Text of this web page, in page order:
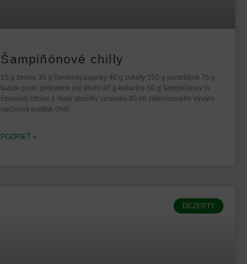
Šampiňónové chilly
15 g zeleru 35 g červenej papriky 40 g cukety 150 g paradajok 75 g
fazule pinto (prípadne iný druh) 40 g kukurice 50 g šampiňónov ¼
červenej cibule 1 malý strúčiky cesnaku 80 ml zeleninového vývaru
rajčinový pretlak chilli
POZRIEŤ »
DEZERTY